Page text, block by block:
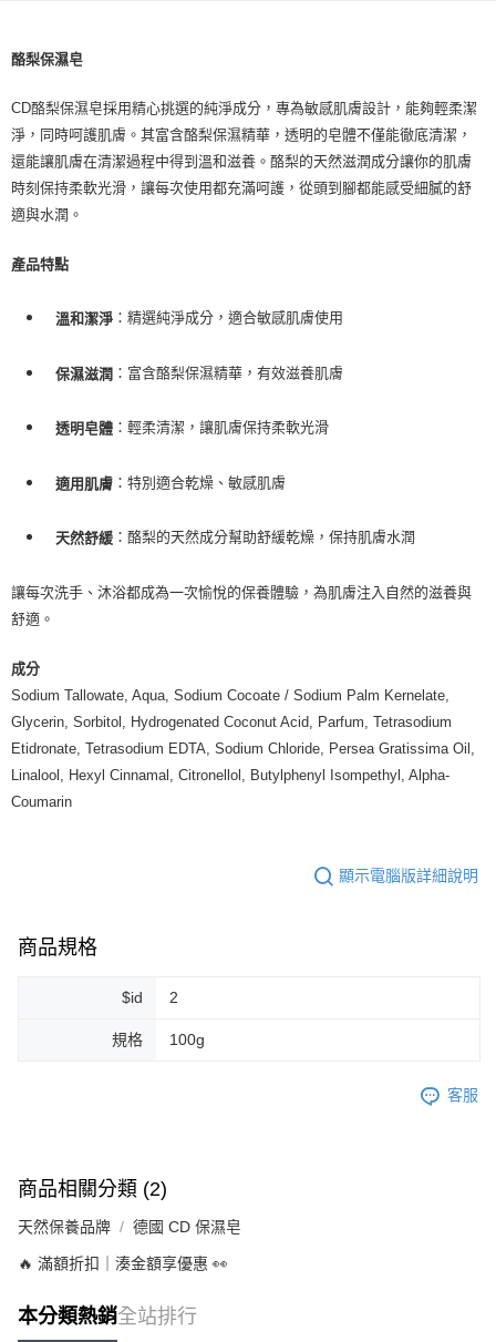
Google Pay
ATM付款
運送方式
全家取貨付款
全家純取貨 (先付款
每筆NT$80，滿NT$999(含以上)免運費
宅配
每筆NT$250，滿NT$3,000(含以上)免運費
付款後門市自取
酪梨保濕皂
CD酪梨保濕皂採用精心挑選的純淨成分，專為敏感肌膚設計，能夠輕柔潔
淨，同時呵護肌膚。其富含酪梨保濕精華，透明的皂體不僅能徹底清潔，
還能讓肌膚在清潔過程中得到溫和滋養。酪梨的天然滋潤成分讓你的肌膚
時刻保持柔軟光滑，讓每次使用都充滿呵護，從頭到腳都能感受細膩的舒
適與水潤。
產品特點
溫和潔淨 ：精選純淨成分，適合敏感肌膚使用
保濕滋潤 ：富含酪梨保濕精華，有效滋養肌膚
透明皂體 ：輕柔清潔，讓肌膚保持柔軟光滑
適用肌膚 ：特別適合乾燥、敏感肌膚
天然舒緩 ：酪梨的天然成分幫助舒緩乾燥，保持肌膚水潤
讓每次洗手、沐浴都成為一次愉悅的保養體驗，為肌膚注入自然的滋養與
舒適。
成分
Sodium Tallowate, Aqua, Sodium Cocoate / Sodium Palm Kernelate,
Glycerin, Sorbitol, Hydrogenated Coconut Acid, Parfum, Tetrasodium
Etidronate, Tetrasodium EDTA, Sodium Chloride, Persea Gratissima Oil,
Linalool, Hexyl Cinnamal, Citronellol, Butylphenyl Isompethyl, Alpha-
Coumarin
顯示電腦版詳細說明
商品規格
$id 2
規格 100g
客服
商品相關分類 (2)
天然保養品牌 德國 CD 保濕皂
🔥 滿額折扣｜湊金額享優惠 👀
本分類熱銷全站排行